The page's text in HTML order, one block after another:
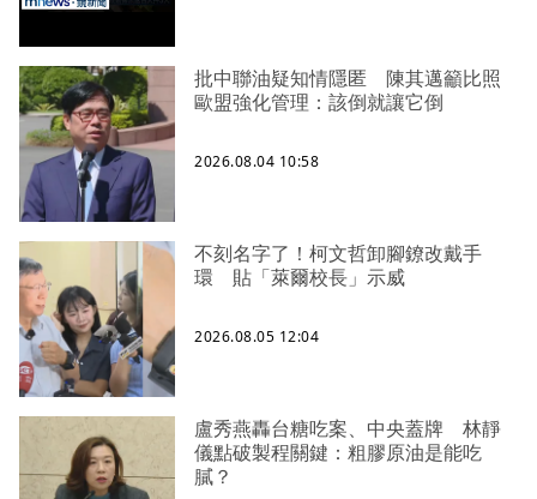
批中聯油疑知情隱匿 陳其邁籲比照
歐盟強化管理：該倒就讓它倒
2026.08.04 10:58
不刻名字了！柯文哲卸腳鐐改戴手
環 貼「萊爾校長」示威
2026.08.05 12:04
盧秀燕轟台糖吃案、中央蓋牌 林靜
儀點破製程關鍵：粗膠原油是能吃
膩？